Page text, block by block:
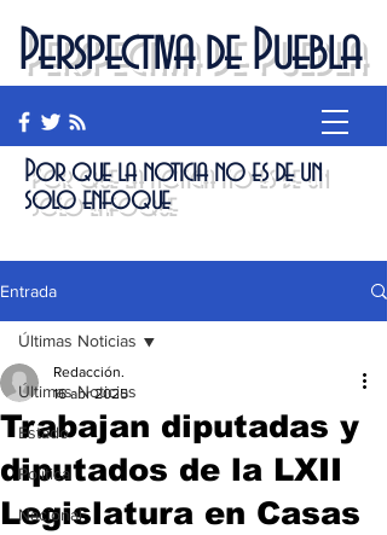
Perspectiva de Puebla
Por que la noticia no es de un
solo enfoque
Entrada
Últimas Noticias
Estado
Política
Nacional
Últimas Noticias
Trabajan diputadas y
diputados de la LXII
Legislatura en Casas
Redacción.
16 abr 2025